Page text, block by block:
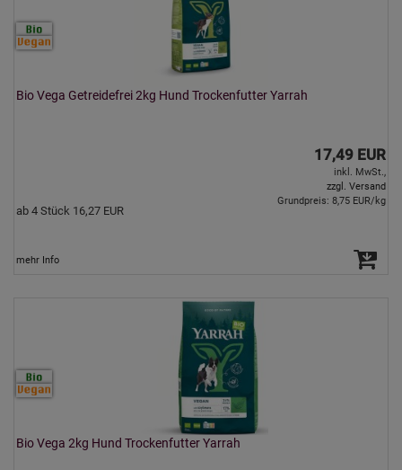
Bio Vega Getreidefrei 2kg Hund Trockenfutter Yarrah
17,49 EUR
inkl. MwSt.,
zzgl. Versand
ab 4 Stück 16,27 EUR
Grundpreis: 8,75 EUR/kg
mehr Info
Bio Vega 2kg Hund Trockenfutter Yarrah